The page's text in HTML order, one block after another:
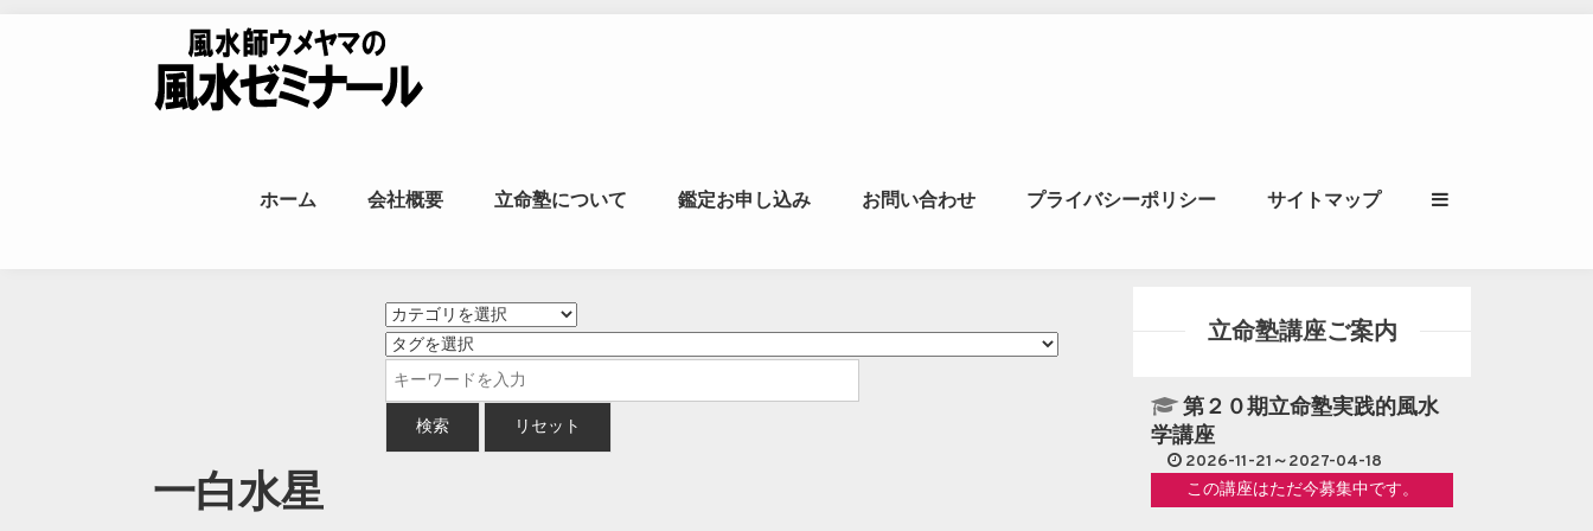
風水師ウメヤマの風水ゼミナール｜風水学・四柱推
ホーム 会社概要 立命塾について 鑑定お申し込み お問い合わせ プライバシーポリシー サイトマップ
一白水星
立命塾講座ご案内
第２０期立命塾実践的風水
学講座
2026-11-21～2027-04-18
この講座はただ今募集中です。